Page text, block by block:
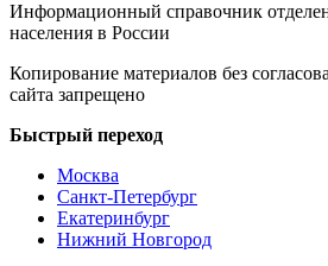
Информационный справочник
населения в России
Копирование материалов без
сайта запрещено
Быстрый переход
Москва
Санкт-Петербург
Екатеринбург
Нижний Новгород